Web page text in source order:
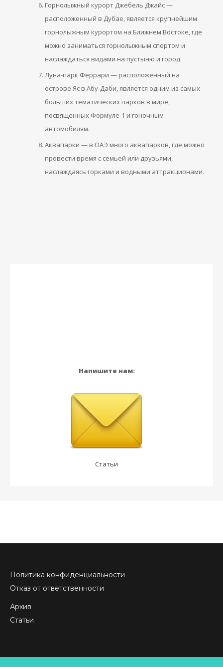
Горнолыжный курорт Джебель Джайс —
расположенный в Дубае, является крупнейшим
горнолыжным курортом на Ближнем Востоке, где
можно заниматься горнолыжным спортом и
наслаждаться видами на пустыню и город.
Луна-парк Феррари — расположенный на
острове Яс в Абу-Даби, является одним из самых
больших тематических парков в мире,
посвященных Формуле-1 и гоночным
автомобилям.
Аквапарки — в ОАЭ много аквапарков, где можно
провести время с семьей или друзьями,
наслаждаясь горками и водными аттракционами.
Напишите нам:
Статьи
Политика конфиденциальности
Отказ от ответственности
Архив
Статьи